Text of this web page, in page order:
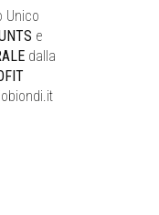
Unico
e
dalla